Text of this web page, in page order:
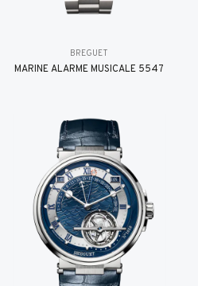
BREGUET
MARINE ALARME MUSICALE 5547